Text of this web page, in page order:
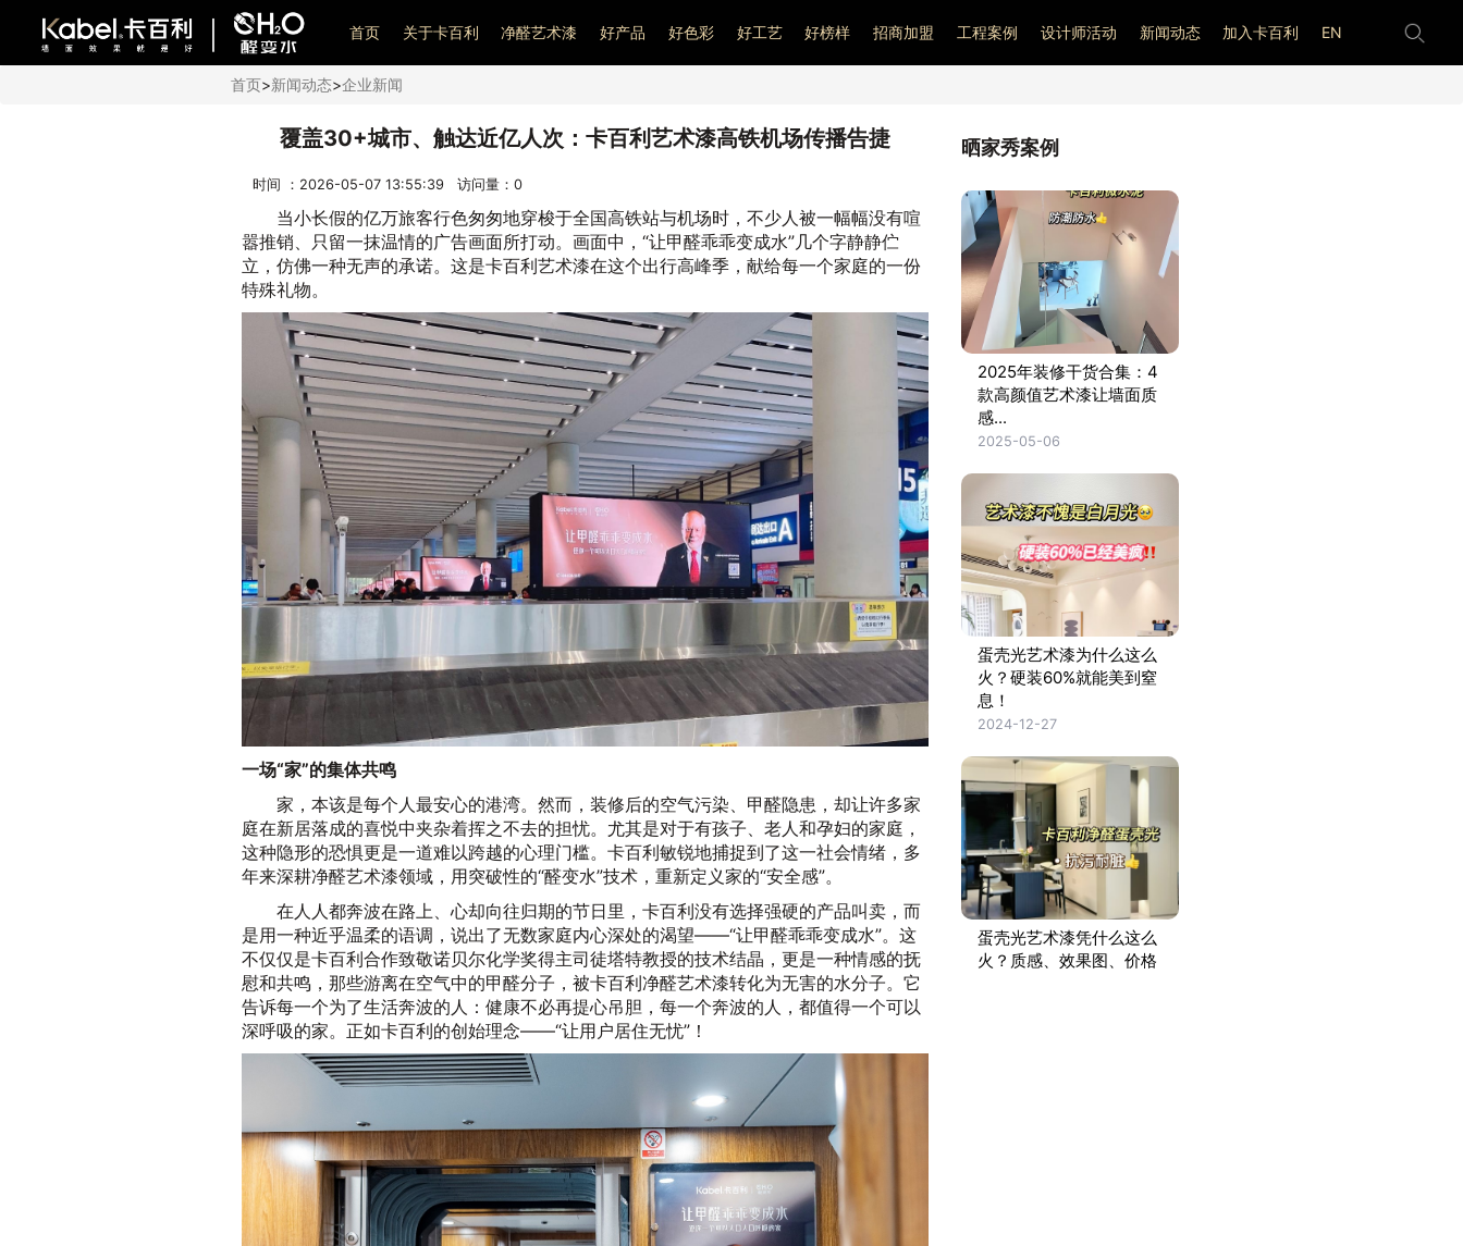
艺术漆加盟
首页 关于卡百利 净醛艺术漆 好产品 好色彩 好工艺 好榜样 招商加盟 工程案例 设计师活动 新闻动态 加入卡百利 EN
首页>新闻动态>企业新闻
覆盖30+城市、触达近亿人次：卡百利艺术漆高铁机场传播告捷
时间 ：2026-05-07 13:55:39 访问量： 0
当小长假的亿万旅客行色匆匆地穿梭于全国高铁站与机场时，不少人被一幅幅没有喧
嚣推销、只留一抹温情的广告画面所打动。画面中，“让甲醛乖乖变成水”几个字静静伫
立，仿佛一种无声的承诺。这是卡百利艺术漆在这个出行高峰季，献给每一个家庭的一份
特殊礼物。
一场“家”的集体共鸣
家，本该是每个人最安心的港湾。然而，装修后的空气污染、甲醛隐患，却让许多家
庭在新居落成的喜悦中夹杂着挥之不去的担忧。尤其是对于有孩子、老人和孕妇的家庭，
这种隐形的恐惧更是一道难以跨越的心理门槛。卡百利敏锐地捕捉到了这一社会情绪，多
年来深耕净醛艺术漆领域，用突破性的“醛变水”技术，重新定义家的“安全感”。
在人人都奔波在路上、心却向往归期的节日里，卡百利没有选择强硬的产品叫卖，而
是用一种近乎温柔的语调，说出了无数家庭内心深处的渴望——“让甲醛乖乖变成水”。这
不仅仅是卡百利合作致敬诺贝尔化学奖得主司徒塔特教授的技术结晶，更是一种情感的抚
慰和共鸣，那些游离在空气中的甲醛分子，被卡百利净醛艺术漆转化为无害的水分子。它
告诉每一个为了生活奔波的人：健康不必再提心吊胆，每一个奔波的人，都值得一个可以
深呼吸的家。正如卡百利的创始理念——“让用户居住无忧”！
晒家秀案例
2025年装修干货合集：4
款高颜值艺术漆让墙面质
感...
2025-05-06
蛋壳光艺术漆为什么这么
火？硬装60%就能美到窒
息！
2024-12-27
蛋壳光艺术漆凭什么这么
火？质感、效果图、价格